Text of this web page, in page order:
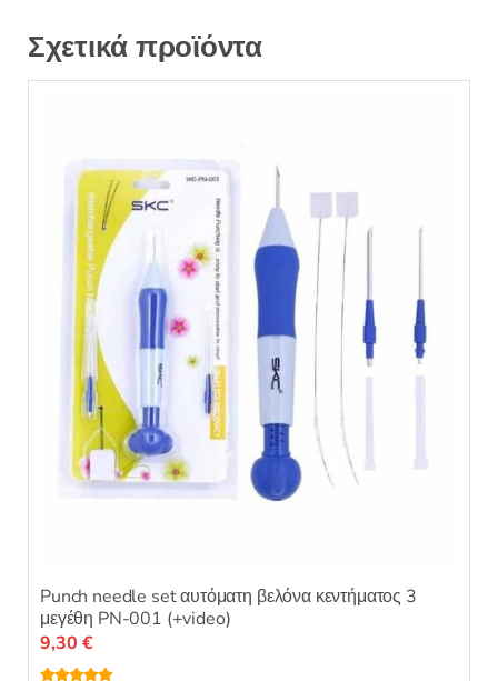
Σχετικά προϊόντα
Punch needle set αυτόματη βελόνα κεντήματος 3
μεγέθη PN-001 (+video)
9,30 €